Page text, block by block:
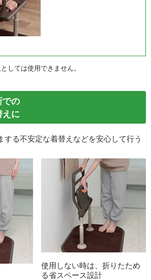
しては使用できません。
での
えに
する不安定な着替えなどを安心して行う
使用しない時は、折りたため
る省スペース設計